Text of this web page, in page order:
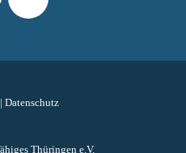
| Datenschutz
Thüringen e.V.